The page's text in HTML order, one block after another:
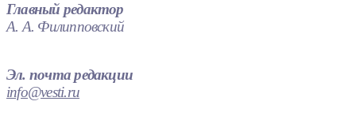
Главный редактор
А. А. Филипповский
Эл. почта редакции
info@vesti.ru